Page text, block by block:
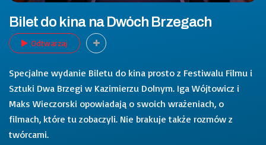
Bilet do kina na Dwóch Brzegach
Odtwarzaj
Specjalne wydanie Biletu do kina prosto z Festiwalu Filmu i
Sztuki Dwa Brzegi w Kazimierzu Dolnym. Iga Wójtowicz i
Maks Wieczorski opowiadają o swoich wrażeniach, o
filmach, które tu zobaczyli. Nie brakuje także rozmów z
twórcami.